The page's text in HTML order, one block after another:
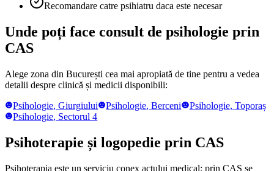
Recomandare catre psihiatru daca este necesar
Unde poți face consult de psihologie prin
CAS
Alege zona din București cea mai apropiată de tine pentru a vedea
detalii despre clinică și medicii disponibili:
Psihologie,Giurgiului Psihologie,Berceni Psihologie, Toporaș
Psihologie, Sectorul 4
Psihoterapie și logopedie prin CAS
Psihoterapia este un serviciu conex actului medical: prin CAS se